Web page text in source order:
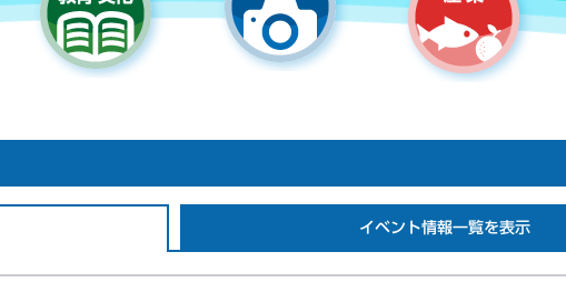
イベント情報一覧を表示